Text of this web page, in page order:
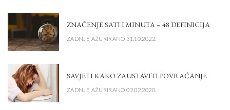
ZNAČENJE SATI I MINUTA – 48 DEFINICIJA
ZADNJE AŽURIRANO 31.10.2022.
SAVJETI KAKO ZAUSTAVITI POVRAĆANJE
ZADNJE AŽURIRANO 02.02.2020.